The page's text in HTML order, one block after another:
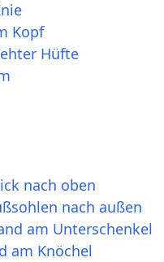
Kopf
Hüfte
nach oben
nach außen
am Unterschenkel
am Knöchel